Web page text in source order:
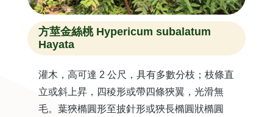
方莖金絲桃 Hypericum subalatum
Hayata
灌木，高可達 2 公尺，具有多數分枝；枝條直
立或斜上昇，四稜形或帶四條狹翼，光滑無
毛。葉狹橢圓形至披針形或狹長橢圓狀橢圓